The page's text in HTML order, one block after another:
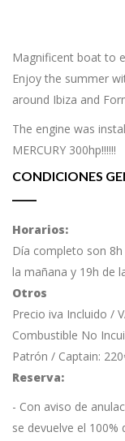
Magnificent boat to
Enjoy the summer
around Ibiza and
The engine was
MERCURY 300hp!!!!!!
CONDICIONES
Horarios:
Día completo son
la mañana y 19h de
Otros
Precio iva Incluido /
Combustible No
Patrón / Captain:
Reserva:
- Con aviso de
se devuelve el 100%